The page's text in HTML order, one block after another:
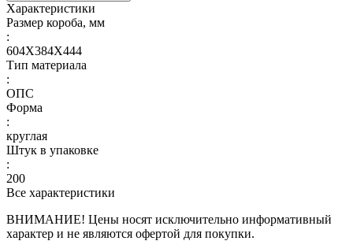
Характеристики
Размер короба, мм
:
604X384X444
Тип материала
:
ОПС
Форма
:
круглая
Штук в упаковке
:
200
Все характеристики
ВНИМАНИЕ! Цены носят исключительно информативный
характер и не являются офертой для покупки.